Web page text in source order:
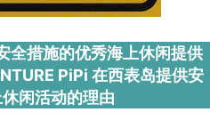
全措施的优秀海上休闲提供
PiPi 在西表岛提供安
闲活动的理由